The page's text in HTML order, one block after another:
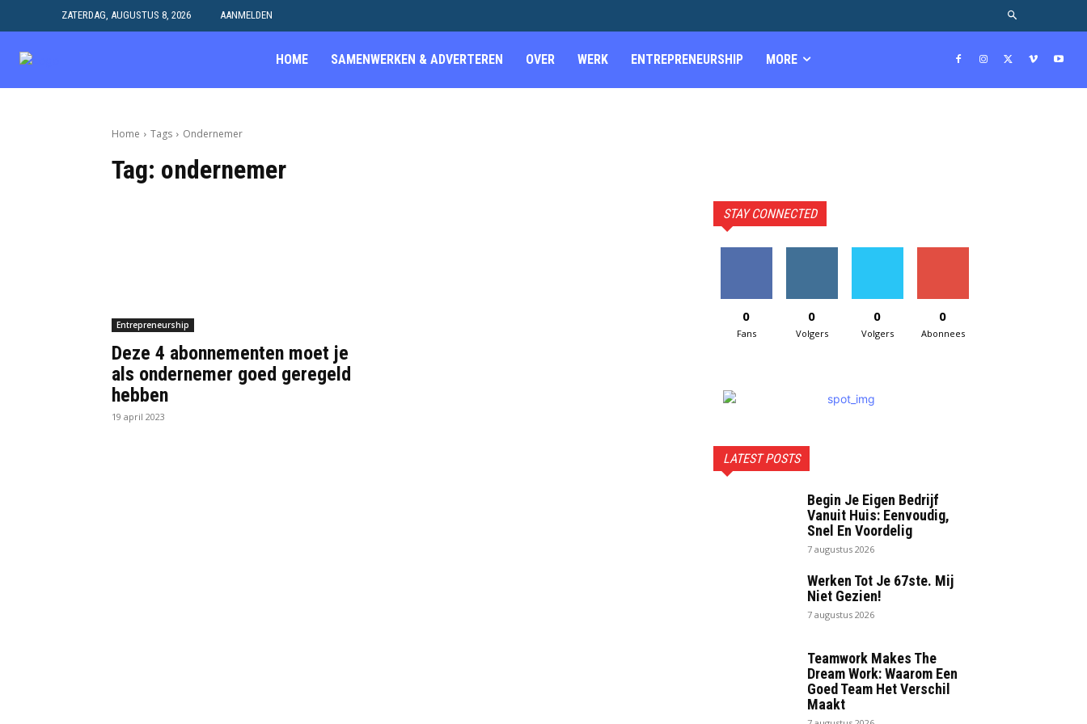
ZATERDAG, AUGUSTUS 8, 2026 AANMELDEN
HOME SAMENWERKEN & ADVERTEREN OVER WERK ENTREPRENEURSHIP MORE
Home Tags Ondernemer
Tag: ondernemer
Entrepreneurship
Deze 4 abonnementen moet je
als ondernemer goed geregeld
hebben
19 april 2023
STAY CONNECTED
0
Fans
0
Volgers
0
Volgers
0
Abonnees
LATEST POSTS
Begin Je Eigen Bedrijf
Vanuit Huis: Eenvoudig,
Snel En Voordelig
7 augustus 2026
Werken Tot Je 67ste. Mij
Niet Gezien!
7 augustus 2026
Teamwork Makes The
Dream Work: Waarom Een
Goed Team Het Verschil
Maakt